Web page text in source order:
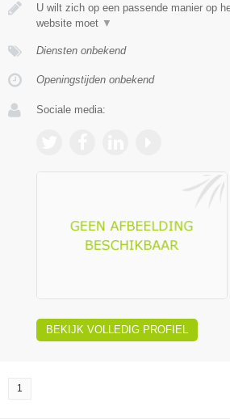
U wilt zich op een passende manier op
website moet ▼
Diensten onbekend
Openingstijden onbekend
Sociale media:
BEKIJK VOLLEDIG PROFIEL
1